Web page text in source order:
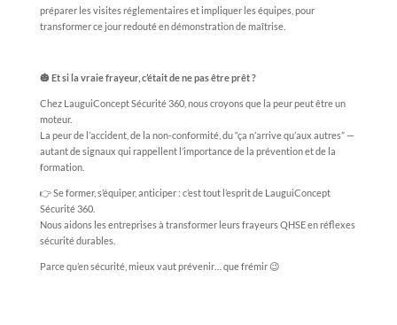
préparer les visites réglementaires et impliquer les équipes, pour
transformer ce jour redouté en démonstration de maîtrise.
🎃 Et si la vraie frayeur, c’était de ne pas être prêt ?
Chez LauguiConcept Sécurité 360, nous croyons que la peur peut être un
moteur.
La peur de l’accident, de la non-conformité, du “ça n’arrive qu’aux autres” —
autant de signaux qui rappellent l’importance de la prévention et de la
formation.
👉 Se former, s’équiper, anticiper : c’est tout l’esprit de LauguiConcept
Sécurité 360.
Nous aidons les entreprises à transformer leurs frayeurs QHSE en réflexes
sécurité durables.
Parce qu’en sécurité, mieux vaut prévenir… que frémir 😉